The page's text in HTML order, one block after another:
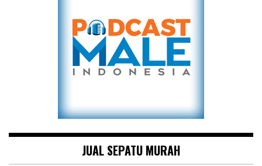
JUAL SEPATU MURAH